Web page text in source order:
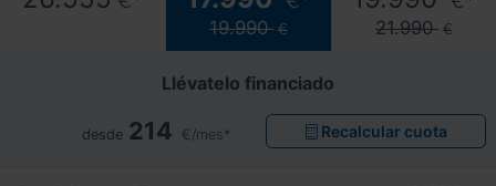
19.990 € 21.990 €
Llévatelo financiado
desde 214 €/mes* Recalcular cuota